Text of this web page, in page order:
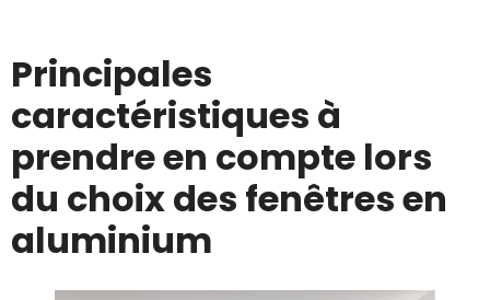
Principales
caractéristiques à
prendre en compte lors
du choix des fenêtres en
aluminium